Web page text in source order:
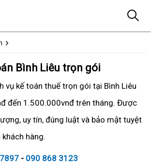
Bình Liêu trọn gói
vụ kế toán thuế trọn gói tại Bình Liêu
đến 1.500.000vnđ trên tháng. Được
uy tín, đúng luật và bảo mật tuyệt
hàng.
- 090 868 3123